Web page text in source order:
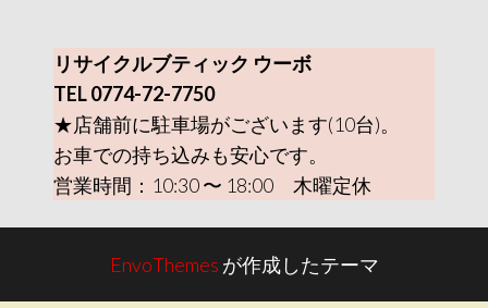
リサイクルブティック ウーボ
TEL 0774-72-7750
★店舗前に駐車場がございます(10台)。
お車での持ち込みも安心です。
営業時間：10:30 〜 18:00 木曜定休
EnvoThemes が作成したテーマ